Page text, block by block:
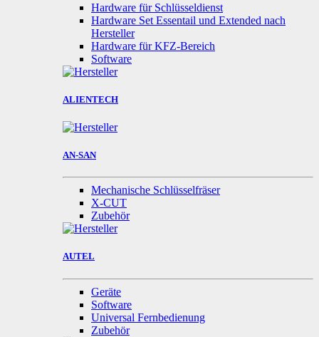
Hardware für Schlüsseldienst
Hardware Set Essentail und Extended nach
Hersteller
Hardware für KFZ-Bereich
Software
ALIENTECH
AN-SAN
Mechanische Schlüsselfräser
X-CUT
Zubehör
AUTEL
Geräte
Software
Universal Fernbedienung
Zubehör